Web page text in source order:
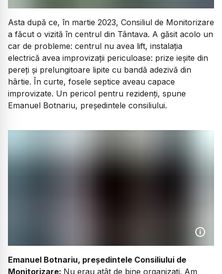
Asta după ce, în martie 2023, Consiliul de Monitorizare
a făcut o vizită în centrul din Tântava. A găsit acolo un
car de probleme: centrul nu avea lift, instalația
electrică avea improvizații periculoase: prize ieșite din
pereți și prelungitoare lipite cu bandă adezivă din
hârtie. În curte, fosele septice aveau capace
improvizate. Un pericol pentru rezidenți, spune
Emanuel Botnariu, președintele consiliului.
Emanuel Botnariu, președintele Consiliului de
Monitorizare: Nu erau atât de bine organizați. Am